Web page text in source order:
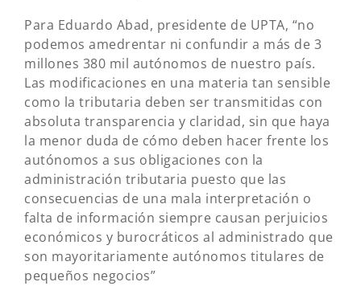
Para Eduardo Abad, presidente de UPTA, “no
podemos amedrentar ni confundir a más de 3
millones 380 mil autónomos de nuestro país.
Las modificaciones en una materia tan sensible
como la tributaria deben ser transmitidas con
absoluta transparencia y claridad, sin que haya
la menor duda de cómo deben hacer frente los
autónomos a sus obligaciones con la
administración tributaria puesto que las
consecuencias de una mala interpretación o
falta de información siempre causan perjuicios
económicos y burocráticos al administrado que
son mayoritariamente autónomos titulares de
pequeños negocios”